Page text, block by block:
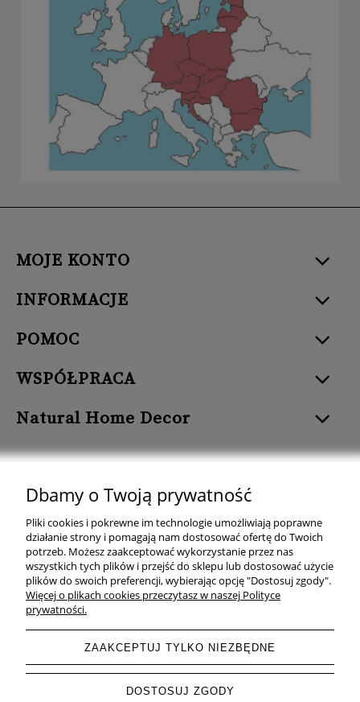
MOJE KONTO
INFORMACJE
POMOC
WSPÓŁPRACA
Natural Home Decor
Natural Home Decor | E-mail: sklep at naturalhomedecor.pl | Tel.:
507 707 299 | NIP: 7971800592 | REGON: 381429127
Copyright © 2026 - Naturalhomedecor.pl
Dbamy o Twoją prywatność
Pliki cookies i pokrewne im technologie umożliwiają poprawne
działanie strony i pomagają nam dostosować ofertę do Twoich
potrzeb. Możesz zaakceptować wykorzystanie przez nas
wszystkich tych plików i przejść do sklepu lub dostosować użycie
plików do swoich preferencji, wybierając opcję "Dostosuj zgody".
Więcej o plikach cookies przeczytasz w naszej Polityce
prywatności.
ZAAKCEPTUJ TYLKO NIEZBĘDNE
DOSTOSUJ ZGODY